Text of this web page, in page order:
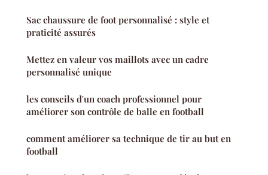
Sac chaussure de foot personnalisé : style et
praticité assurés
Mettez en valeur vos maillots avec un cadre
personnalisé unique
les conseils d'un coach professionnel pour
améliorer son contrôle de balle en football
comment améliorer sa technique de tir au but en
football